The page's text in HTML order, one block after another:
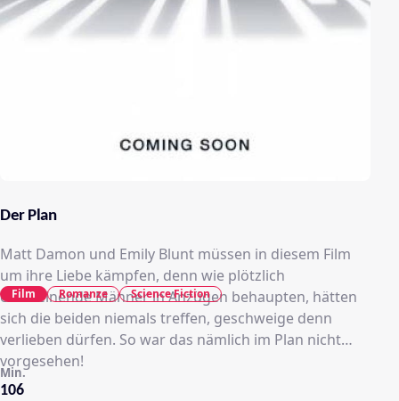
Der Plan
Matt Damon und Emily Blunt müssen in diesem Film
um ihre Liebe kämpfen, denn wie plötzlich
erscheinende Männer in Anzügen behaupten, hätten
sich die beiden niemals treffen, geschweige denn
verlieben dürfen. So war das nämlich im Plan nicht
vorgesehen!
106
Min.
Film Romanze Science Fiction